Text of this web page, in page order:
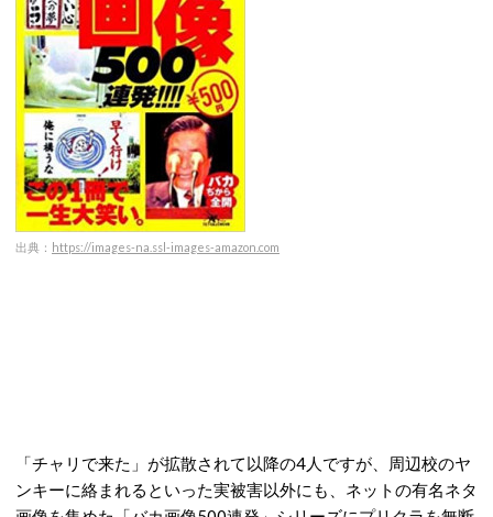
出典： https://images-na.ssl-images-amazon.com
「チャリで来た」が拡散されて以降の4人ですが、周辺校のヤ
ンキーに絡まれるといった実被害以外にも、ネットの有名ネタ